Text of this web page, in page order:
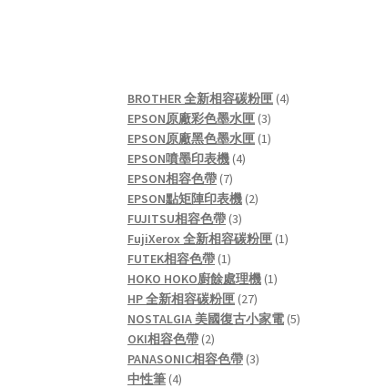
BROTHER 全新相容碳粉匣 44
EPSON原廠彩色墨水匣 33
products
EPSON原廠黑色墨水匣 11
EPSON噴墨印表機 44
EPSON相容色帶 77
products
EPSON點矩陣印表機 22
FUJITSU相容色帶 33
products
FujiXerox 全新相容碳粉匣 11
FUTEK相容色帶 11
product
HOKO HOKO廚餘處理機 11
HP 全新相容碳粉匣 2727
products
NOSTALGIA 美國復古小家電 55
OKI相容色帶 22
products
PANASONIC相容色帶 33
中性筆 44